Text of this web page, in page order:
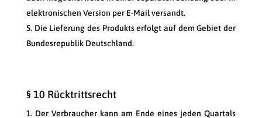
elektronischen Version per E-Mail versandt.
Die Lieferung des Produkts erfolgt auf dem Gebiet der
Bundesrepublik Deutschland.
§ 10 Rücktrittsrecht
Der Verbraucher kann am Ende eines jeden Quartals